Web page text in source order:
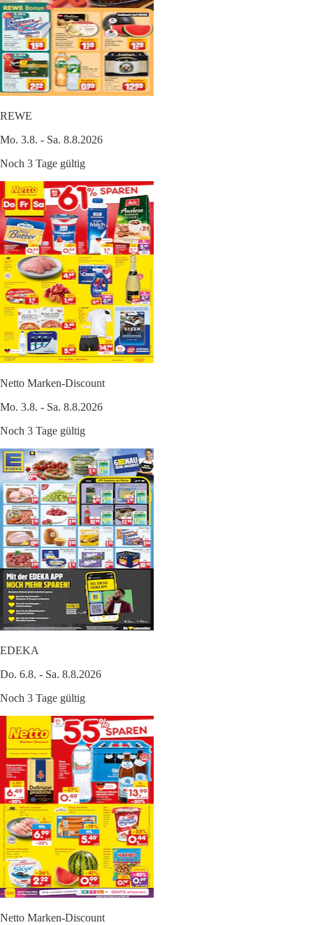
REWE
Mo. 3.8. - Sa. 8.8.2026
Noch 3 Tage gültig
Netto Marken-Discount
Mo. 3.8. - Sa. 8.8.2026
Noch 3 Tage gültig
EDEKA
Do. 6.8. - Sa. 8.8.2026
Noch 3 Tage gültig
Netto Marken-Discount